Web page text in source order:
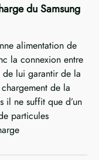
du Samsung
alimentation de
la connexion entre
lui garantir de la
de la
il ne suffit que d’un
particules